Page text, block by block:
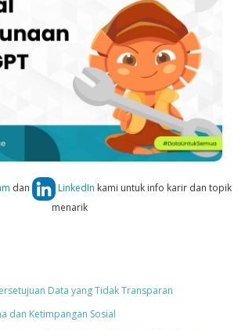
dan LinkedIn kami untuk info karir dan topik
menarik
Data yang Tidak Transparan
dan Ketimpangan Sosial